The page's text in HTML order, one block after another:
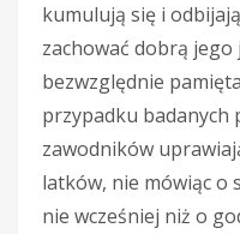
kumulują się i
zachować dobrą
bezwzględnie
przypadku badanych
zawodników
latków, nie mówiąc o
nie wcześniej niż o